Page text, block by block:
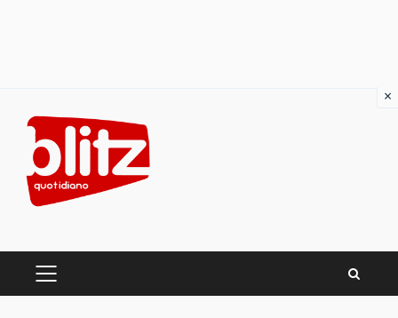
content
PRIMARY
×